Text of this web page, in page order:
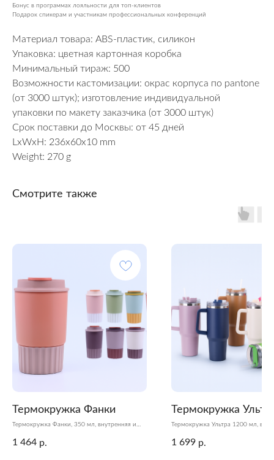
Бонус в программах лояльности для топ-клиентов
Подарок спикерам и участникам профессиональных конференций
Материал товара: ABS-пластик, силикон
Упаковка: цветная картонная коробка
Минимальный тираж: 500
Возможности кастомизации: окрас корпуса по pantone
(от 3000 штук); изготовление индивидуальной
упаковки по макету заказчика (от 3000 штук)
Срок поставки до Москвы: от 45 дней
LxWxH: 236x60x10 mm
Weight: 270 g
Смотрите также
Термокружка Фанки
Термокружка Фанки, 350 мл, внутренняя и
сохраняет тепло 6 часов, холод 12 часов,
1 464 р.
Термокружка
Термокружка Ультра 1200 мл,
тепло 6 часов, холод 12 часов,
1 699 р.